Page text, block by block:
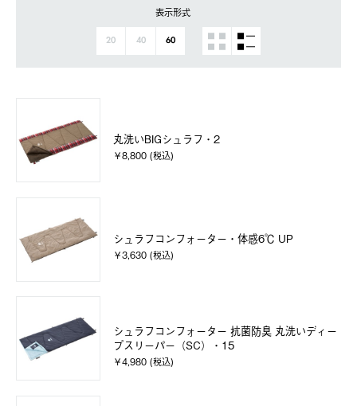
表示形式
20 40 60
丸洗いBIGシュラフ・2
￥8,800 (税込)
シュラフコンフォーター・体感6℃ UP
￥3,630 (税込)
シュラフコンフォーター 抗菌防臭 丸洗いディー
プスリーパー（SC）・15
￥4,980 (税込)